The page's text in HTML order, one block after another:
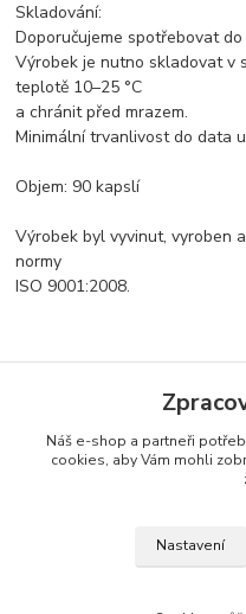
Skladování:
Doporučujeme spotřebovat
Výrobek je nutno skladovat v
teplotě 10–25 °C
a chránit před mrazem.
Minimální trvanlivost do data
Objem: 90 kapslí
Výrobek byl vyvinut, vyroben
normy
ISO 9001:2008.
Všechny produkty
Katalog internetových
Upravit
Náš e-shop a partneři
cookies, aby Vám mohli
Nastavení